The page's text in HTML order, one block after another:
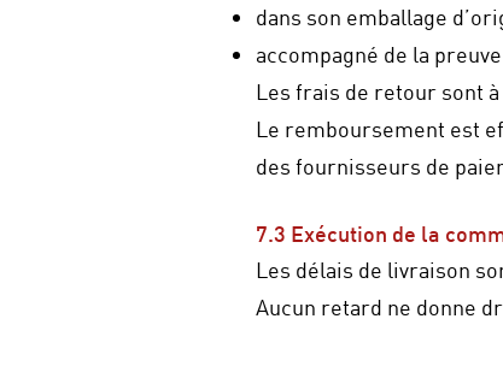
dans son emballage
accompagné de la preuve
Les frais de retour sont
Le remboursement est
des fournisseurs de
7.3 Exécution de la
Les délais de livraison
Aucun retard ne donne